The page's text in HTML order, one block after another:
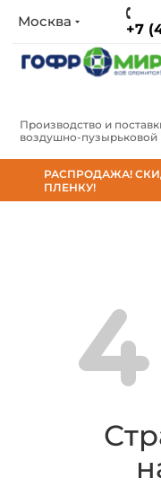
Москва +7
Производство и
воздушно‑пузырьковой
РАСПРОДАЖА!
ПЛЕНКУ!